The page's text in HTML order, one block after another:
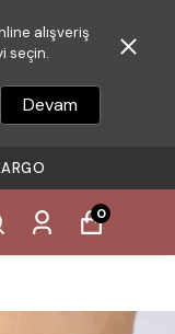
alışveriş
seçin.
Devam
0